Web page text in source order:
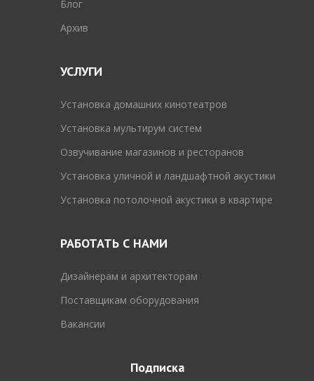
Блог
Архив
УСЛУГИ
Установка домашних кинотеатров
Установка мультирум систем
Озвучивание магазинов и ресторанов
Установка уличной и ландшафтной акустики
Установка потолочной акустики в квартире
РАБОТАТЬ С НАМИ
Дизайнерам и архитекторам
Поставщикам оборудования
Вакансии
Подписка